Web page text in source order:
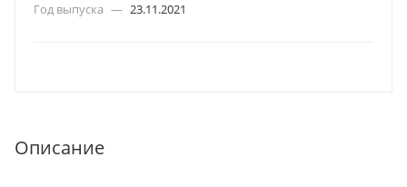
Год выпуска — 23.11.2021
Описание